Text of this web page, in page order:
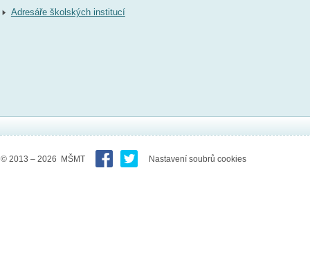
Adresáře školských institucí
© 2013 – 2026 MŠMT Nastavení soubrů cookies